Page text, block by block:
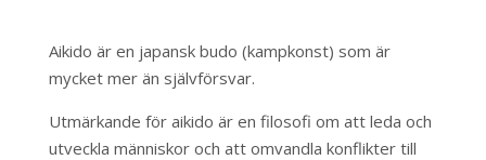
Aikido är en japansk budo (kampkonst) som är
mycket mer än självförsvar.
Utmärkande för aikido är en filosofi om att leda och
utveckla människor och att omvandla konflikter till